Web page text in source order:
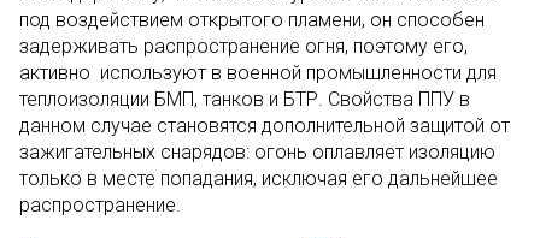
под воздействием открытого пламени, он способен
задерживать распространение огня, поэтому его,
активно используют в военной промышленности для
теплоизоляции БМП, танков и БТР. Свойства ППУ в
данном случае становятся дополнительной защитой от
зажигательных снарядов: огонь оплавляет изоляцию
только в месте попадания, исключая его дальнейшее
распространение.